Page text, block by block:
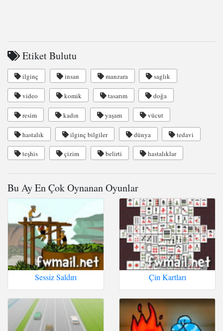
Etiket Bulutu
ilginç insan manzara saglık
video komik tasarım doğa
resim kadın yaşam vücut
hastalık ilginç bilgiler dünya tedavi
teşhis çizim belirti hastalıklar
Bu Ay En Çok Oynanan Oyunlar
Sessiz Saldırı Çin Kartları